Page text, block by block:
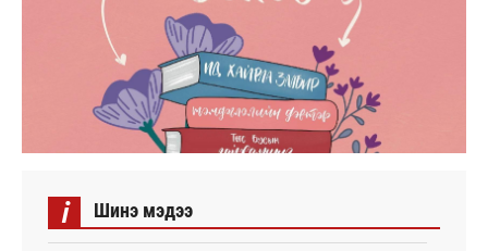
i Шинэ мэдээ